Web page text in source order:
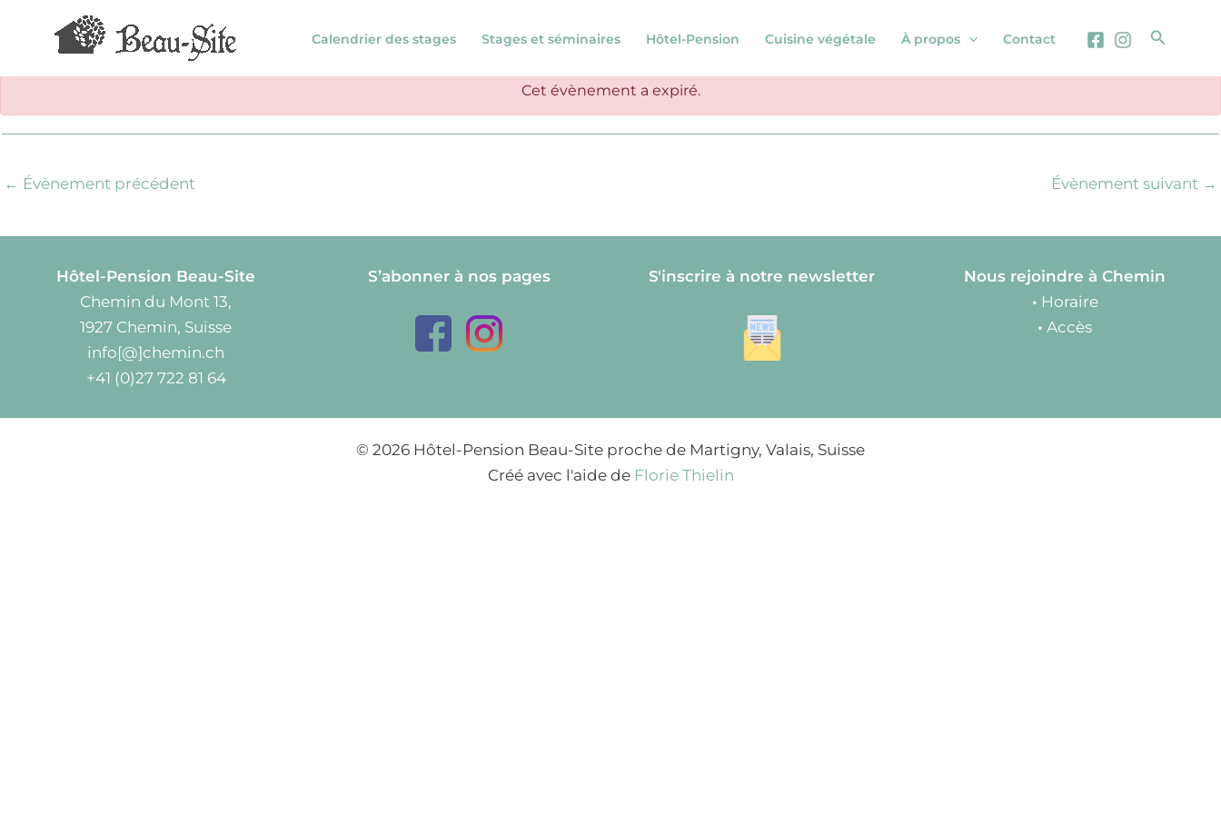
Calendrier des stages Stages et séminaires Hôtel-Pension Cuisine végétale À propos Contact
Cet évènement a expiré.
← Évènement précédent Évènement suivant →
Hôtel-Pension Beau-Site
Chemin du Mont 13,
1927 Chemin, Suisse
info[@]chemin.ch
+41 (0)27 722 81 64
S’abonner à nos pages S'inscrire à notre newsletter
Nous rejoindre à Chemin
• Horaire
• Accès
© 2026 Hôtel-Pension Beau-Site proche de Martigny, Valais, Suisse
Créé avec l'aide de Florie Thielin